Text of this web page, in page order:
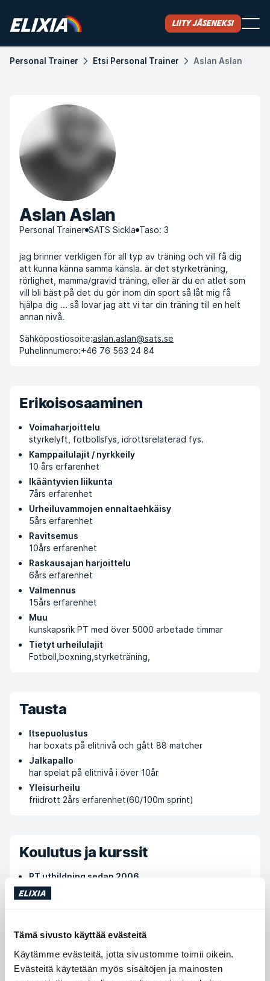
Tämä sivusto käyttää evästeitä
Käytämme evästeitä, jotta sivustomme toimii oikein.
Evästeitä käytetään myös sisältöjen ja mainosten
Liity jäseneksi
Personal Trainer Etsi Personal Trainer Aslan Aslan
Aslan Aslan
Personal Trainer SATS Sickla Taso: 3
jag brinner verkligen för all typ av träning och vill få dig
att kunna känna samma känsla. är det styrketräning,
rörlighet, mamma/gravid träning, eller är du en atlet som
vill bli bäst på det du gör inom din sport så låt mig få
hjälpa dig ... så lovar jag att vi tar din träning till en helt
annan nivå.
Sähköpostiosoite:aslan.aslan@sats.se
Puhelinnumero:+46 76 563 24 84
Erikoisosaaminen
Voimaharjoittelu
styrkelyft, fotbollsfys, idrottsrelaterad fys.
Kamppailulajit / nyrkkeily
10 års erfarenhet
Ikääntyvien liikunta
7års erfarenhet
Urheiluvammojen ennaltaehkäisy
5års erfarenhet
Ravitsemus
10års erfarenhet
Raskausajan harjoittelu
6års erfarenhet
Valmennus
15års erfarenhet
Muu
kunskapsrik PT med över 5000 arbetade timmar
Tietyt urheilulajit
Fotboll,boxning,styrketräning,
Tausta
Itsepuolustus
har boxats på elitnivå och gått 88 matcher
Jalkapallo
har spelat på elitnivå i över 10år
Yleisurheilu
friidrott 2års erfarenhet(60/100m sprint)
Koulutus ja kurssit
PT utbildning sedan 2006
DS
svensk klassisk massage sedan 2006
Gravid/mamma träning sedan 2008
Power and performance
AO performance